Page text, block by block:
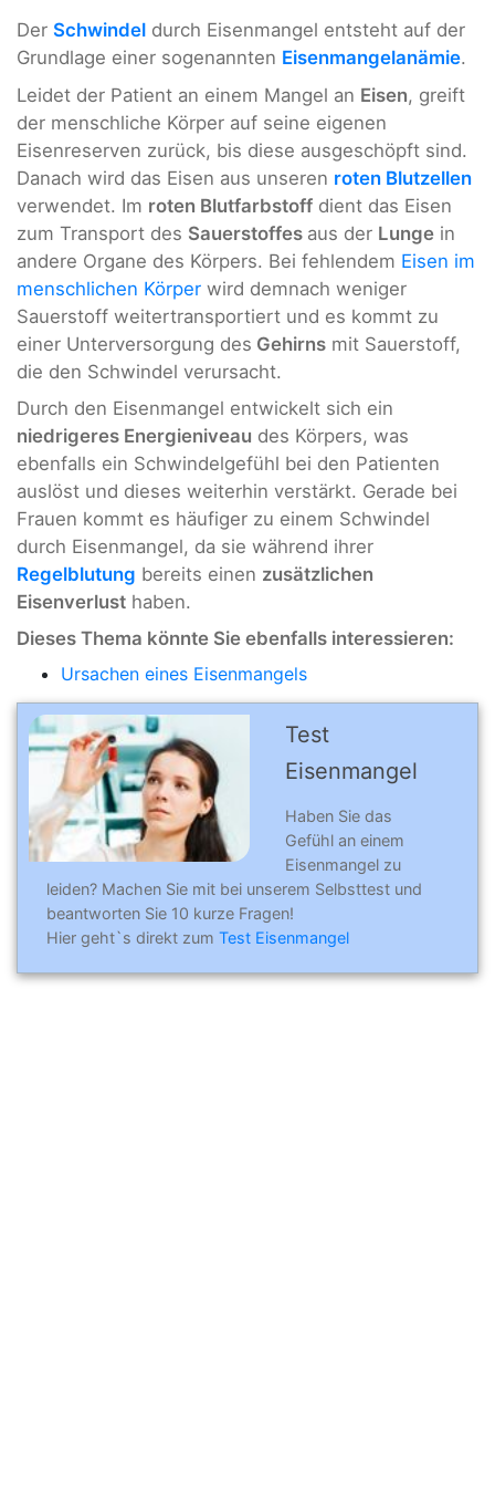
Der Schwindel durch Eisenmangel entsteht auf der
Grundlage einer sogenannten Eisenmangelanämie.
Leidet der Patient an einem Mangel an Eisen, greift
der menschliche Körper auf seine eigenen
Eisenreserven zurück, bis diese ausgeschöpft sind.
Danach wird das Eisen aus unseren roten Blutzellen
verwendet. Im roten Blutfarbstoff dient das Eisen
zum Transport des Sauerstoffes aus der Lunge in
andere Organe des Körpers. Bei fehlendem Eisen im
menschlichen Körper wird demnach weniger
Sauerstoff weitertransportiert und es kommt zu
einer Unterversorgung des Gehirns mit Sauerstoff,
die den Schwindel verursacht.
Durch den Eisenmangel entwickelt sich ein
niedrigeres Energieniveau des Körpers, was
ebenfalls ein Schwindelgefühl bei den Patienten
auslöst und dieses weiterhin verstärkt. Gerade bei
Frauen kommt es häufiger zu einem Schwindel
durch Eisenmangel, da sie während ihrer
Regelblutung bereits einen zusätzlichen
Eisenverlust haben.
Dieses Thema könnte Sie ebenfalls interessieren:
Ursachen eines Eisenmangels
Test
Eisenmangel
Haben Sie das
Gefühl an einem
Eisenmangel zu
leiden? Machen Sie mit bei unserem Selbsttest und
beantworten Sie 10 kurze Fragen!
Hier geht`s direkt zum Test Eisenmangel